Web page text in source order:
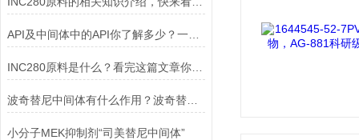
API及中间体中的API你了解多少？一起来看看吧！
INC280原料是什么？看完这篇文章你就明白了！
波奇替尼中间体有什么作用？波奇替尼又是什么？
小分子MEK抑制剂“司美替尼中间体”